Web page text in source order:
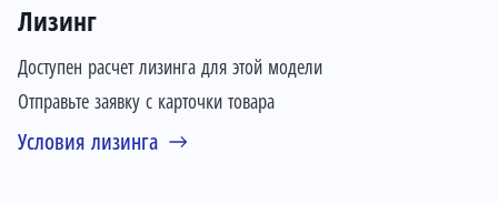
Лизинг
Доступен расчет лизинга для этой модели
Отправьте заявку с карточки товара
Условия лизинга